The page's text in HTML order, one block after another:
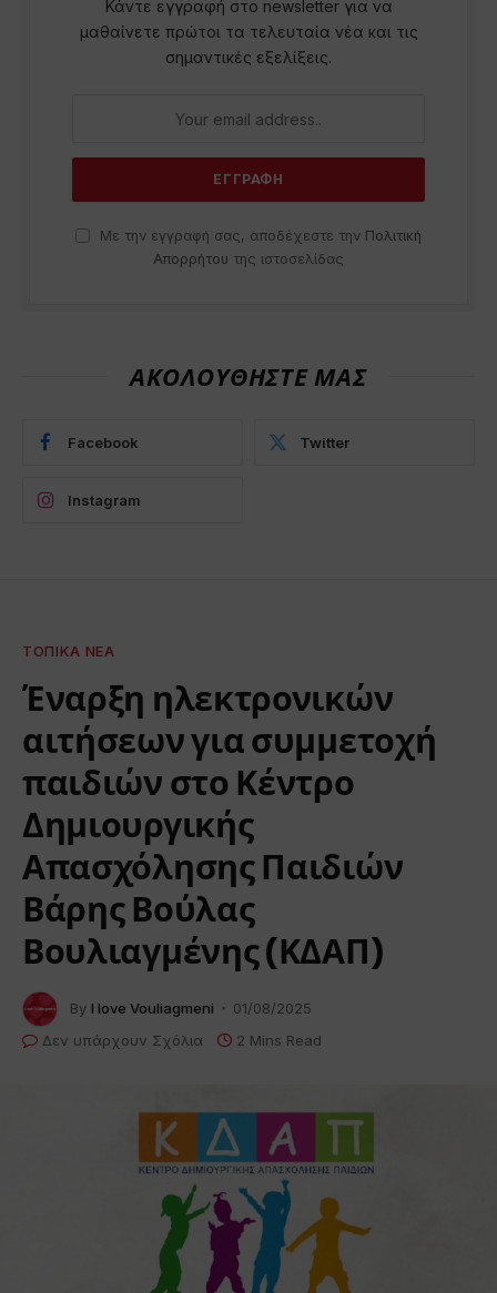
Κάντε εγγραφή στο newsletter για να
μαθαίνετε πρώτοι τα τελευταία νέα και τις
σημαντικές εξελίξεις.
Με την εγγραφή σας, αποδέχεστε την Πολιτική
Απορρήτου της ιστοσελίδας
ΑΚΟΛΟΥΘΗΣΤΕ ΜΑΣ
Facebook Twitter
Instagram
ΤΟΠΙΚΆ ΝΈΑ
Έναρξη ηλεκτρονικών
αιτήσεων για συμμετοχή
παιδιών στο Κέντρο
Δημιουργικής
Απασχόλησης Παιδιών
Βάρης Βούλας
Βουλιαγμένης (ΚΔΑΠ)
By I love Vouliagmeni
01/08/2025
Δεν υπάρχουν Σχόλια
2 Mins Read